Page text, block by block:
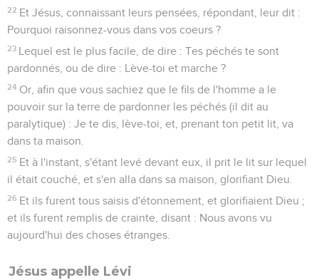
22 Et Jésus, connaissant leurs pensées, répondant, leur dit :
Pourquoi raisonnez-vous dans vos coeurs ?
23 Lequel est le plus facile, de dire : Tes péchés te sont
pardonnés, ou de dire : Lève-toi et marche ?
24 Or, afin que vous sachiez que le fils de l'homme a le
pouvoir sur la terre de pardonner les péchés (il dit au
paralytique) : Je te dis, lève-toi, et, prenant ton petit lit, va
dans ta maison.
25 Et à l'instant, s'étant levé devant eux, il prit le lit sur lequel
il était couché, et s'en alla dans sa maison, glorifiant Dieu.
26 Et ils furent tous saisis d'étonnement, et glorifiaient Dieu ;
et ils furent remplis de crainte, disant : Nous avons vu
aujourd'hui des choses étranges.
Jésus appelle Lévi